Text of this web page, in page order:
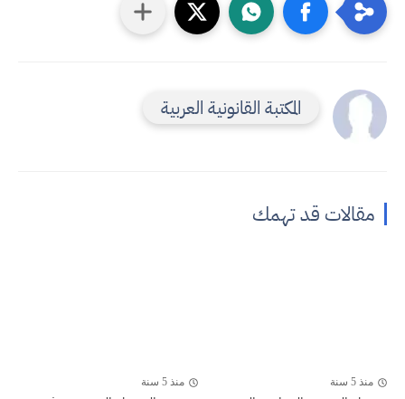
المكتبة القانونية العربية
مقالات قد تهمك
منذ 5 سنة منذ 5 سنة